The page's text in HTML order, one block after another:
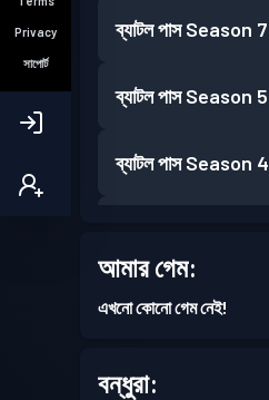
Privacy
সাপোর্ট
ব্যাটল পাস Season 7
ব্যাটল পাস Season 5
ব্যাটল পাস Season 4
ব্যাটল পাস Season 1
আমার গেম:
এখনো কোনো গেম নেই!
বন্ধুরা: